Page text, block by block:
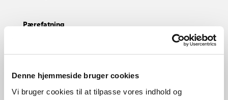
Denne hjemmeside bruger cookies
Vi bruger cookies til at tilpasse vores indhold og
Pærefatning
Farvetemperatur (K)
3000